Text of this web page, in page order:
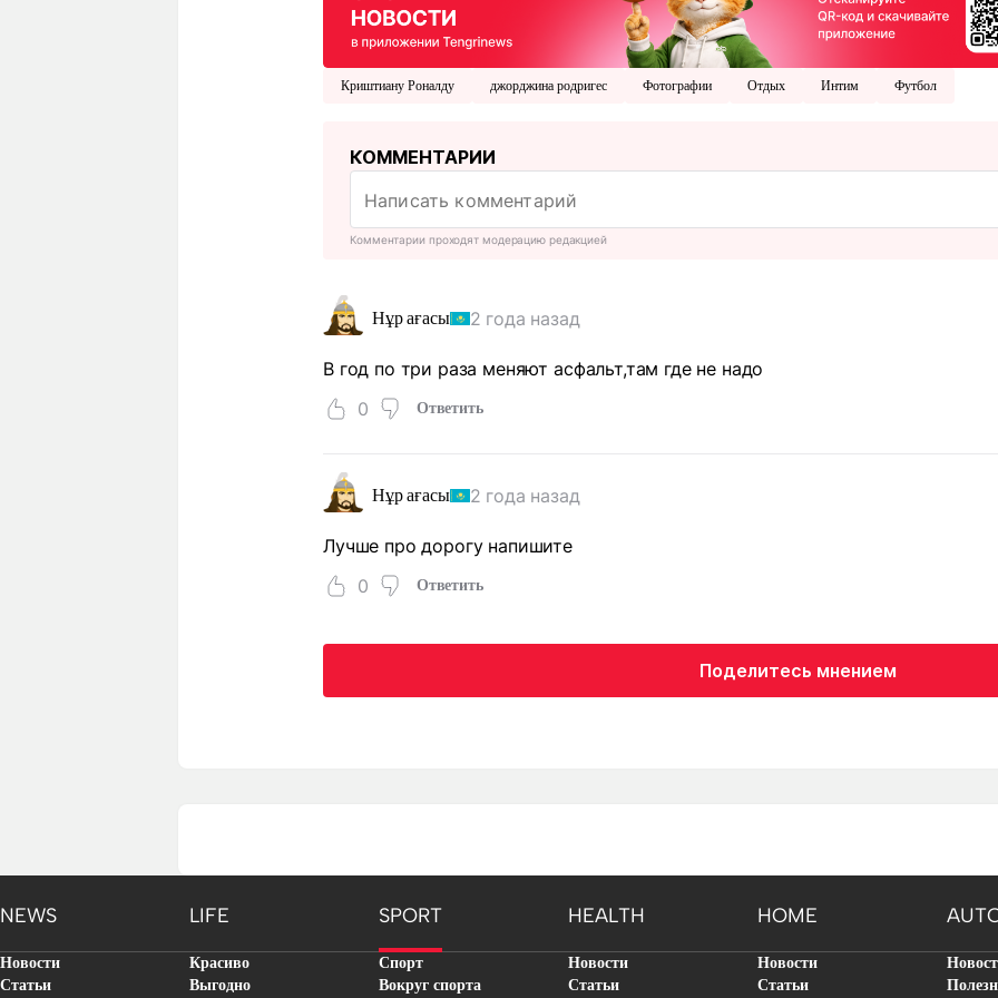
Криштиану Роналду джорджина родригес Фотографии Отдых Интим Футбол
КОММЕНТАРИИ
Комментарии проходят модерацию редакцией
Нұр ағасы 2 года назад
В год по три раза меняют асфальт,там где не надо
0
Ответить
Нұр ағасы 2 года назад
Лучше про дорогу напишите
0
Ответить
Поделитесь мнением
NEWS LIFE SPORT HEALTH HOME
Новости
Статьи
Красиво
Выгодно
Спорт
Вокруг спорта
Новости
Статьи
Новости
Статьи